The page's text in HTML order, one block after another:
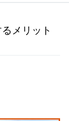
メリット